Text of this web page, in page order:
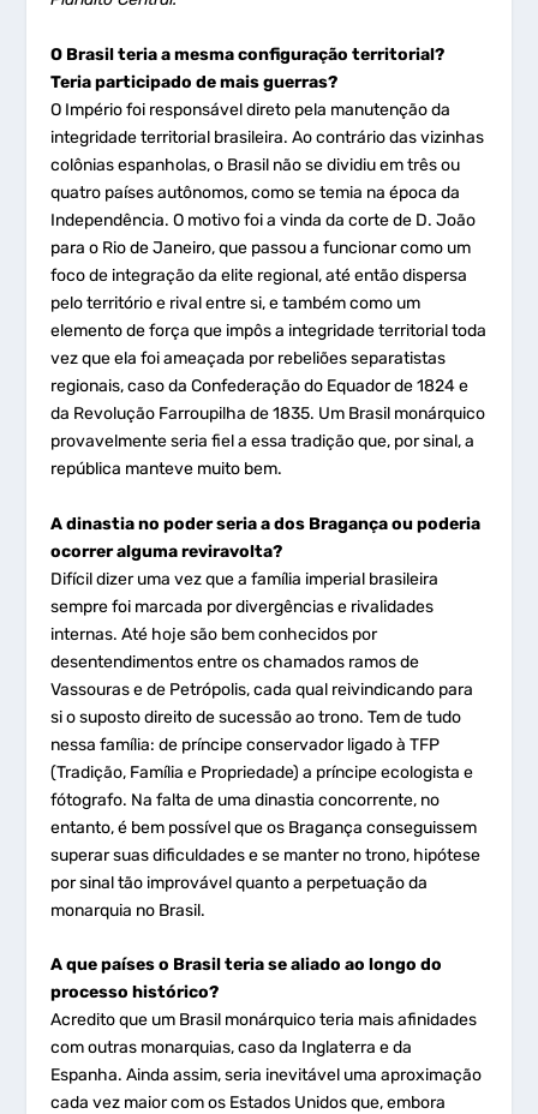
O Brasil teria a mesma configuração territorial?
Teria participado de mais guerras?
O Império foi responsável direto pela manutenção da
integridade territorial brasileira. Ao contrário das vizinhas
colônias espanholas, o Brasil não se dividiu em três ou
quatro países autônomos, como se temia na época da
Independência. O motivo foi a vinda da corte de D. João
para o Rio de Janeiro, que passou a funcionar como um
foco de integração da elite regional, até então dispersa
pelo território e rival entre si, e também como um
elemento de força que impôs a integridade territorial toda
vez que ela foi ameaçada por rebeliões separatistas
regionais, caso da Confederação do Equador de 1824 e
da Revolução Farroupilha de 1835. Um Brasil monárquico
provavelmente seria fiel a essa tradição que, por sinal, a
república manteve muito bem.
A dinastia no poder seria a dos Bragança ou poderia
ocorrer alguma reviravolta?
Difícil dizer uma vez que a família imperial brasileira
sempre foi marcada por divergências e rivalidades
internas. Até hoje são bem conhecidos por
desentendimentos entre os chamados ramos de
Vassouras e de Petrópolis, cada qual reivindicando para
si o suposto direito de sucessão ao trono. Tem de tudo
nessa família: de príncipe conservador ligado à TFP
(Tradição, Família e Propriedade) a príncipe ecologista e
fótografo. Na falta de uma dinastia concorrente, no
entanto, é bem possível que os Bragança conseguissem
superar suas dificuldades e se manter no trono, hipótese
por sinal tão improvável quanto a perpetuação da
monarquia no Brasil.
A que países o Brasil teria se aliado ao longo do
processo histórico?
Acredito que um Brasil monárquico teria mais afinidades
com outras monarquias, caso da Inglaterra e da
Espanha. Ainda assim, seria inevitável uma aproximação
cada vez maior com os Estados Unidos que, embora